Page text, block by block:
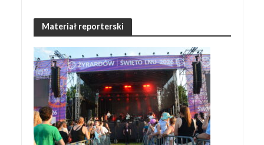
Materiał reporterski